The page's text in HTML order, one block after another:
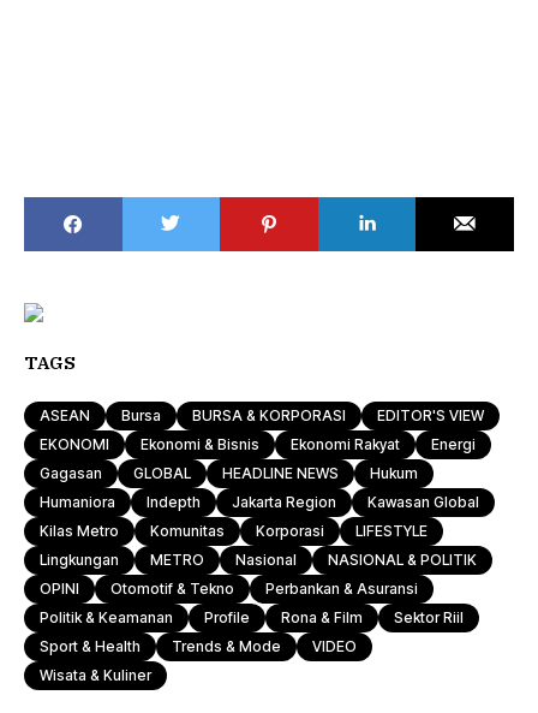
TAGS
ASEAN Bursa BURSA & KORPORASI
EDITOR'S VIEW
EKONOMI
Ekonomi & Bisnis Ekonomi Rakyat
Energi
Gagasan
GLOBAL HEADLINE NEWS
Hukum
Humaniora
Indepth Jakarta Region
Kawasan Global
Kilas Metro
Komunitas Korporasi
LIFESTYLE
Lingkungan
METRO Nasional
NASIONAL & POLITIK
OPINI
Otomotif & Tekno
Perbankan & Asuransi
Politik & Keamanan
Profile Rona & Film
Sektor Riil
Sport & Health
Trends & Mode
VIDEO
Wisata & Kuliner